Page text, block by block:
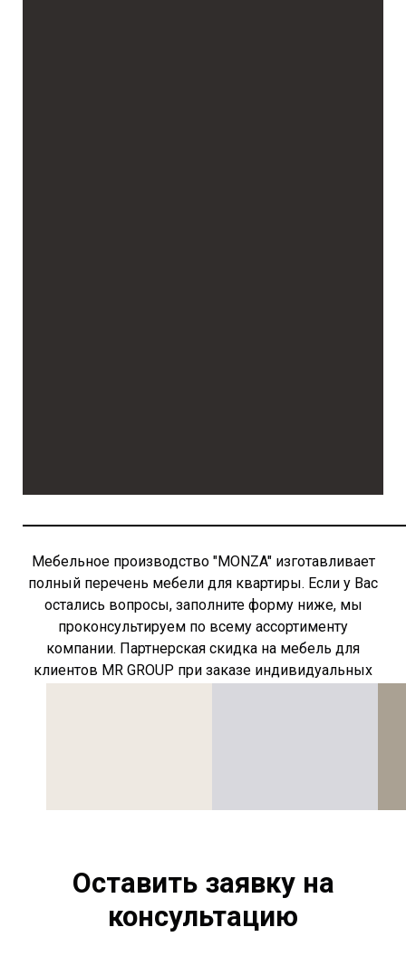
Мебельное производство "MONZA" изготавливает
полный перечень мебели для квартиры. Если у Вас
остались вопросы, заполните форму ниже, мы
проконсультируем по всему ассортименту
компании. Партнерская скидка на мебель для
клиентов MR GROUP при заказе индивидуальных
Оставить заявку на
консультацию